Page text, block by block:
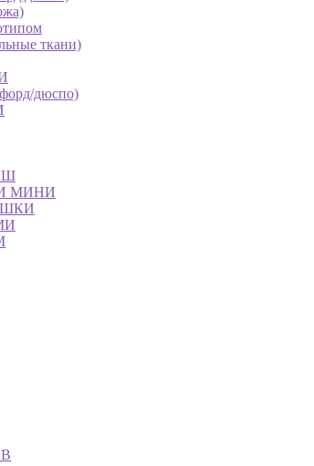
ткани)
дюспо)
МИНИ